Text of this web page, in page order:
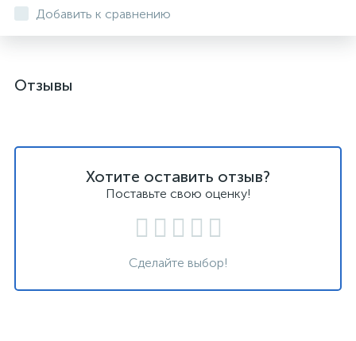
Добавить к сравнению
Отзывы
Хотите оставить отзыв?
Поставьте свою оценку!
Сделайте выбор!